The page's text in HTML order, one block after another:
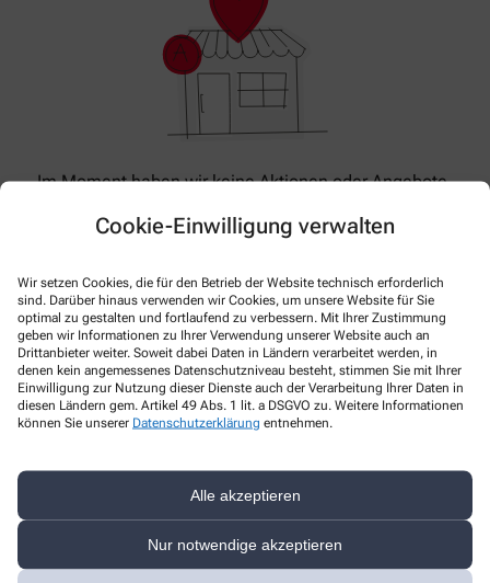
Cookie-Einwilligung verwalten
Wir setzen Cookies, die für den Betrieb der Website technisch erforderlich
sind. Darüber hinaus verwenden wir Cookies, um unsere Website für Sie
optimal zu gestalten und fortlaufend zu verbessern. Mit Ihrer Zustimmung
geben wir Informationen zu Ihrer Verwendung unserer Website auch an
Drittanbieter weiter. Soweit dabei Daten in Ländern verarbeitet werden, in
denen kein angemessenes Datenschutzniveau besteht, stimmen Sie mit Ihrer
Einwilligung zur Nutzung dieser Dienste auch der Verarbeitung Ihrer Daten in
diesen Ländern gem. Artikel 49 Abs. 1 lit. a DSGVO zu. Weitere Informationen
können Sie unserer Datenschutzerklärung entnehmen.
Alle akzeptieren
Nur notwendige akzeptieren
Im Moment haben wir keine Aktionen oder Angebote.